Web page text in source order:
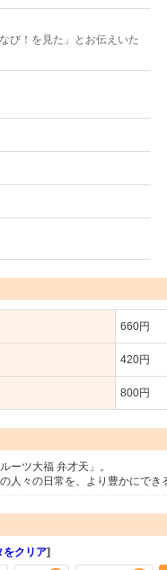
び！を見た」とお伝えいた
660円
420円
800円
ーツ大福 弁才天」。
人々の日常を、より豊かにで
をクリア]